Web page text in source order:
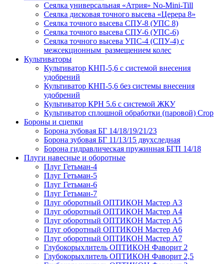
Сеялка универсальная «Атрия» No-Mini-Till
Сеялка дисковая точного высева «Церера 8»
Сеялка точного высева СПУ-8 (УПС 8)
Сеялка точного высева СПУ-6 (УПС-6)
Сеялка точного высева УПС-4 (СПУ-4) с
межсекционным размещением колес
Культиваторы
Культиватор КНП-5,6 с системой внесения
удобрений
Культиватор КНП-5,6 без системы внесения
удобрений
Культиватор КРН 5.6 с системой ЖКУ
Культиватор сплошной обработки (паровой) Crop
Бороны и сцепки
Борона зубовая БГ 14/18/19/21/23
Борона зубовая БГ 11/13/15 двухследная
Борона гидравлическая пружинная БГП 14/18
Плуги навесные и оборотные
Плуг Гетьман-4
Плуг Гетьман-5
Плуг Гетьман-6
Плуг Гетьман-7
Плуг оборотный ОПТИКОН Мастер А3
Плуг оборотный ОПТИКОН Мастер А4
Плуг оборотный ОПТИКОН Мастер А5
Плуг оборотный ОПТИКОН Мастер А6
Плуг оборотный ОПТИКОН Мастер А7
Глубокорыхлитель ОПТИКОН Фаворит 2
Глубокорыхлитель ОПТИКОН Фаворит 2,5